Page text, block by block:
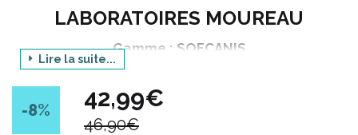
LABORATOIRES MOUREAU
Gamme : SOFCANIS
Produit : HEPATIQUE 150mg - COMPRIMES
Conditionnement : 60 comprimés sécables de
Lire la suite...
-8% 42,99€
46,90€